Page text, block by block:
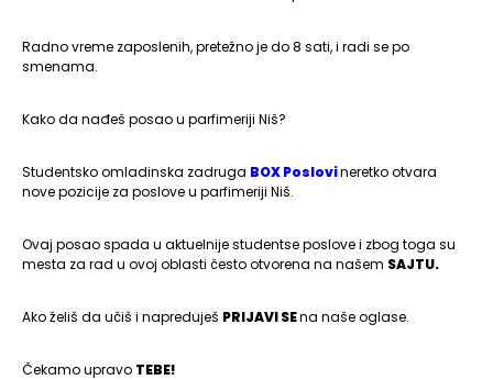
Radno vreme zaposlenih, pretežno je do 8 sati, i radi se po
smenama.
Kako da nađeš posao u parfimeriji Niš?
Studentsko omladinska zadruga BOX Poslovineretko otvara
nove pozicije za poslove u parfimeriji Niš.
Ovaj posao spada u aktuelnije studentse poslove i zbog toga su
mesta za rad u ovoj oblasti često otvorena na našem SAJTU.
Ako želiš da učiš i napreduješ PRIJAVI SEna naše oglase.
Čekamo upravo TEBE!